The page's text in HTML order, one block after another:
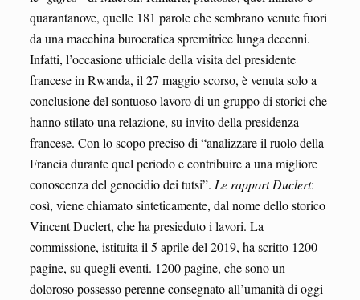
quarantanove, quelle 181 parole che sembrano venute fuori
da una macchina burocratica spremitrice lunga decenni.
Infatti, l’occasione ufficiale della visita del presidente
francese in Rwanda, il 27 maggio scorso, è venuta solo a
conclusione del sontuoso lavoro di un gruppo di storici che
hanno stilato una relazione, su invito della presidenza
francese. Con lo scopo preciso di “analizzare il ruolo della
Francia durante quel periodo e contribuire a una migliore
conoscenza del genocidio dei tutsi”. Le rapport Duclert:
così, viene chiamato sinteticamente, dal nome dello storico
Vincent Duclert, che ha presieduto i lavori. La
commissione, istituita il 5 aprile del 2019, ha scritto 1200
pagine, su quegli eventi. 1200 pagine, che sono un
doloroso possesso perenne consegnato all’umanità di oggi